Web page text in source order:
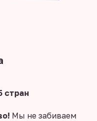
стран
Мы не забиваем